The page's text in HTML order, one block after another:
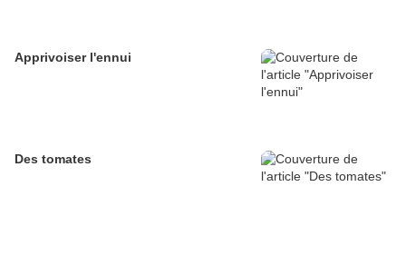
Apprivoiser l'ennui
Des tomates